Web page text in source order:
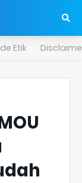
Etik